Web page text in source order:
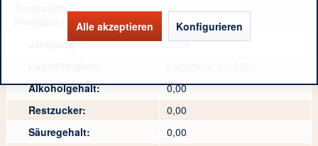
Zusätzliche
Produktinformationen:
Jahrgang:
2024
Alkoholgehalt:
0,00
Restzucker:
0,00
Säuregehalt:
0,00
Alle akzeptieren Konfigurieren